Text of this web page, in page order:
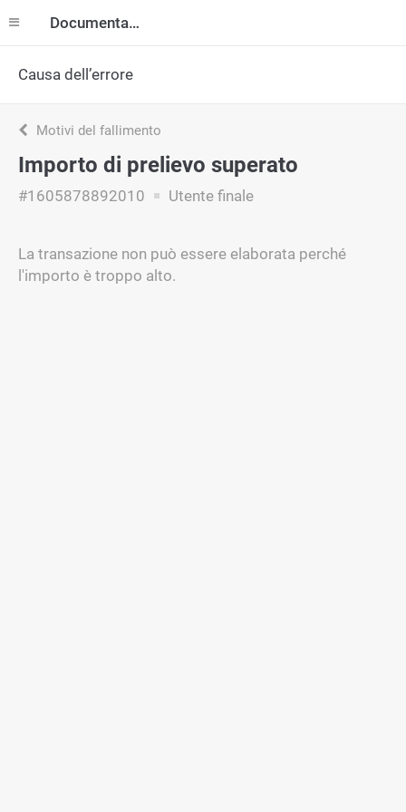
Documentazione
Causa dell’errore
Motivi del fallimento
Importo di prelievo superato
#1605878892010 Utente finale
La transazione non può essere elaborata perché
l'importo è troppo alto.